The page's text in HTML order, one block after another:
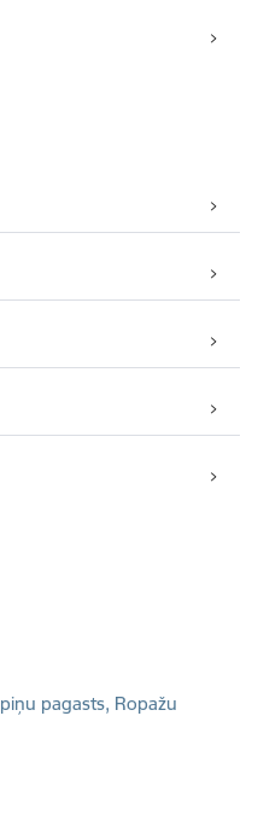
pagasts, Ropažu